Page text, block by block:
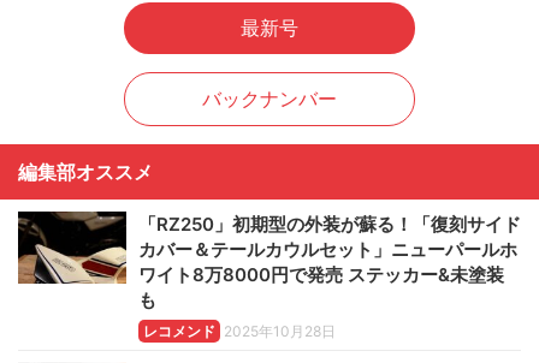
最新号
バックナンバー
編集部オススメ
「RZ250」初期型の外装が蘇る！「復刻サイド
カバー＆テールカウルセット」ニューパールホ
ワイト8万8000円で発売 ステッカー&未塗装
も
レコメンド 2025年10月28日